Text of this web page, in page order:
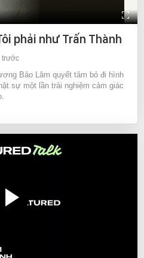
phải như Trấn Thành
trước
Bảo Lâm quyết tâm bỏ đi hình
sự một lần trải nghiệm cảm giác